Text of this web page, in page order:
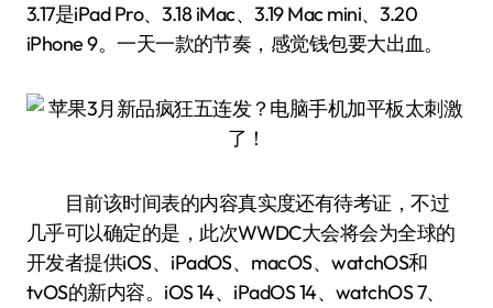
3.17是iPad Pro、3.18 iMac、3.19 Mac mini、3.20
iPhone 9。一天一款的节奏，感觉钱包要大出血。
目前该时间表的内容真实度还有待考证，不过
几乎可以确定的是，此次WWDC大会将会为全球的
开发者提供iOS、iPadOS、macOS、watchOS和
tvOS的新内容。iOS 14、iPadOS 14、watchOS 7、